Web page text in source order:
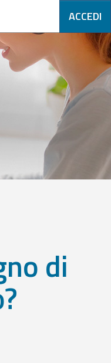
ACCEDI
di